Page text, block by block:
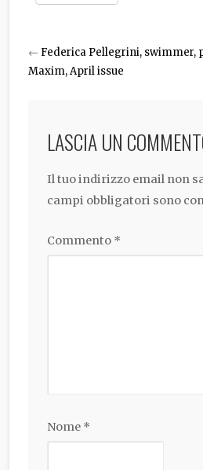
← Federica Pellegrini, swimmer,
Maxim, April issue
LASCIA UN
Il tuo indirizzo email non
campi obbligatori sono
Commento *
Nome *